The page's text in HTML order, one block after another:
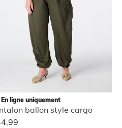
En ligne uniquement
ballon style cargo